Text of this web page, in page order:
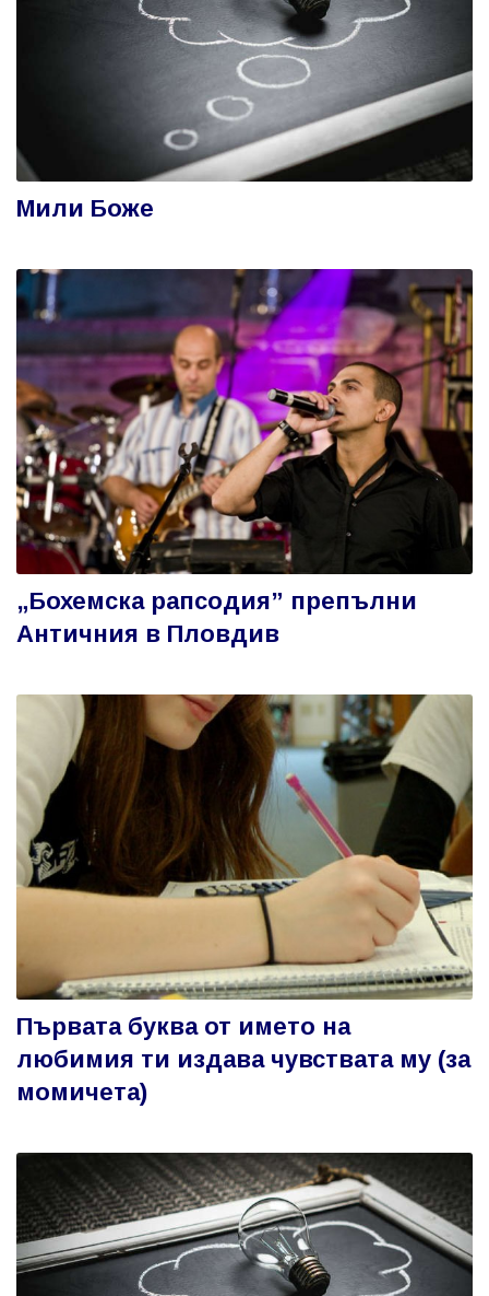
Мили Боже
„Бохемска рапсодия” препълни
Античния в Пловдив
Първата буква от името на
любимия ти издава чувствата му (за
момичета)